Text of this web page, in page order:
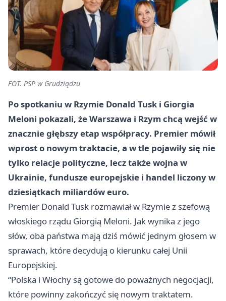
FOT. PSP w Grudziądzu
Po spotkaniu w Rzymie Donald Tusk i Giorgia
Meloni pokazali, że Warszawa i Rzym chcą wejść w
znacznie głębszy etap współpracy. Premier mówił
wprost o nowym traktacie, a w tle pojawiły się nie
tylko relacje polityczne, lecz także wojna w
Ukrainie, fundusze europejskie i handel liczony w
dziesiątkach miliardów euro.
Premier Donald Tusk rozmawiał w Rzymie z szefową
włoskiego rządu Giorgią Meloni. Jak wynika z jego
słów, oba państwa mają dziś mówić jednym głosem w
sprawach, które decydują o kierunku całej Unii
Europejskiej.
“Polska i Włochy są gotowe do poważnych negocjacji,
które powinny zakończyć się nowym traktatem.